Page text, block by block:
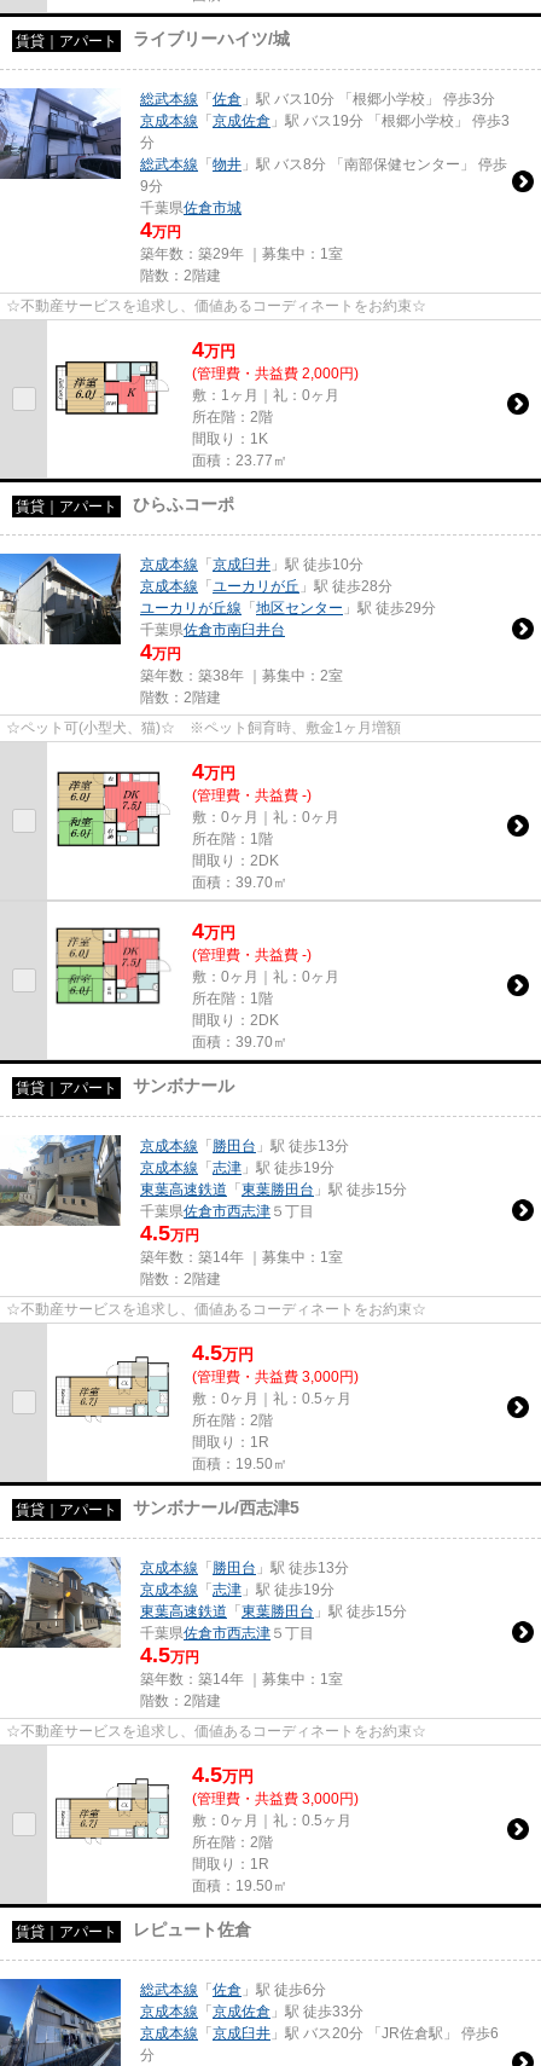
賃貸｜アパート ライブリーハイツ/城
総武本線 「 佐倉 」駅 バス10分 「根郷小学校」 停歩3分
京成本線 「 京成佐倉 」駅 バス19分 「根郷小学校」 停歩3
分
総武本線 「 物井 」駅 バス8分 「南部保健センター」 停歩
9分
千葉県佐倉市城
4万円
築年数：築29年 ｜募集中： 1室
階数：2階建
☆不動産サービスを追求し、価値あるコーディネートをお約束☆
4万円
(管理費・共益費 2,000円)
敷：1ヶ月｜礼：0ヶ月
所在階：2階
間取り：1K
面積：23.77㎡
賃貸｜アパート ひらふコーポ
京成本線 「 京成臼井 」駅 徒歩10分
京成本線 「 ユーカリが丘 」駅 徒歩28分
ユーカリが丘線 「 地区センター 」駅 徒歩29分
千葉県佐倉市南臼井台
4万円
築年数：築38年 ｜募集中： 2室
階数：2階建
☆ペット可(小型犬、猫)☆ ※ペット飼育時、敷金1ヶ月増額
4万円
(管理費・共益費 -)
敷：0ヶ月｜礼：0ヶ月
所在階：1階
間取り：2DK
面積：39.70㎡
4万円
(管理費・共益費 -)
敷：0ヶ月｜礼：0ヶ月
所在階：1階
間取り：2DK
面積：39.70㎡
賃貸｜アパート サンボナール
京成本線 「 勝田台 」駅 徒歩13分
京成本線 「 志津 」駅 徒歩19分
東葉高速鉄道 「 東葉勝田台 」駅 徒歩15分
千葉県佐倉市西志津 ５丁目
4.5万円
築年数：築14年 ｜募集中： 1室
階数：2階建
☆不動産サービスを追求し、価値あるコーディネートをお約束☆
4.5万円
(管理費・共益費 3,000円)
敷：0ヶ月｜礼：0.5ヶ月
所在階：2階
間取り：1R
面積：19.50㎡
賃貸｜アパート サンボナール/西志津5
京成本線 「 勝田台 」駅 徒歩13分
京成本線 「 志津 」駅 徒歩19分
東葉高速鉄道 「 東葉勝田台 」駅 徒歩15分
千葉県佐倉市西志津 ５丁目
4.5万円
築年数：築14年 ｜募集中： 1室
階数：2階建
☆不動産サービスを追求し、価値あるコーディネートをお約束☆
4.5万円
(管理費・共益費 3,000円)
敷：0ヶ月｜礼：0.5ヶ月
所在階：2階
間取り：1R
面積：19.50㎡
賃貸｜アパート レピュート佐倉
総武本線 「 佐倉 」駅 徒歩6分
京成本線 「 京成佐倉 」駅 徒歩33分
京成本線 「 京成臼井 」駅 バス20分 「JR佐倉駅」 停歩6
分